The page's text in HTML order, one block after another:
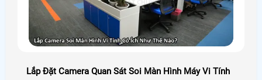
Lắp Đặt Camera Quan Sát Soi Màn Hình Máy Vi Tính